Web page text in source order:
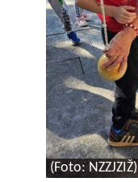
(Foto: NZZJZIŽ)